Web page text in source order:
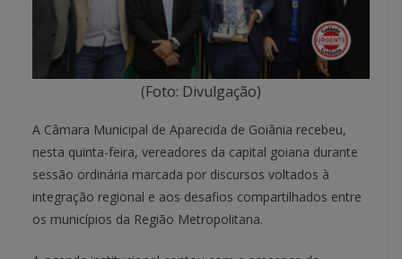
(Foto: Divulgação)
A Câmara Municipal de Aparecida de Goiânia recebeu,
nesta quinta-feira, vereadores da capital goiana durante
sessão ordinária marcada por discursos voltados à
integração regional e aos desafios compartilhados entre
os municípios da Região Metropolitana.